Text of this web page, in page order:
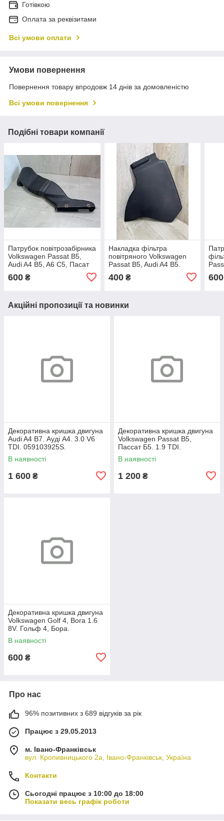
Готівкою
Оплата за реквізитами
Всі умови оплати
Умови повернення
Повернення товару впродовж 14 днів за домовленістю
Всі умови повернення
Подібні товари компанії
Патрубок повітрозабірника
Volkswagen Passat B5,
Audi A4 B5, A6 C5, Пасат
058129617A.
600 ₴
Накладка фільтра
повітряного Volkswagen
Passat B5, Audi A4 B5.
058133849A.
400₴ 600
Акційні пропозиції та новинки
Декоративна кришка двигуна
Audi A4 B7. Ауді А4. 3.0 V6
TDI. 059103925S.
В наявності
1 600 ₴
Декоративна кришка двигуна
Volkswagen Passat B5,
Пассат Б5. 1.9 TDI.
038103925AP.
В наявності
1 200 ₴
Декоративна кришка двигуна
Volkswagen Golf 4, Bora 1.6
8V. Гольф 4, Бора.
06A103925AC.
В наявності
600 ₴
Про нас
96% позитивних з 689 відгуків за рік
Працює з 29.05.2013
м. Івано-Франківськ
вул. Кропивницького 2а, Івано-Франківськ, Україна
Контакти
Сьогодні працює з 10:00 до 18:00
Показати весь графік роботи